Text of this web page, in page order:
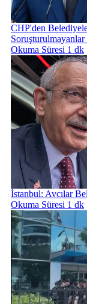
CHP'den
Soruşturulmayanlar
Okuma Süresi 1 dk
İstanbul: Avcılar
Okuma Süresi 1 dk